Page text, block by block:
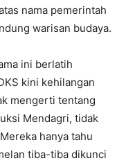
nama pemerintah
warisan budaya.
ini berlatih
kini kehilangan
mengerti tentang
Mendagri, tidak
hanya tahu
tiba-tiba dikunci